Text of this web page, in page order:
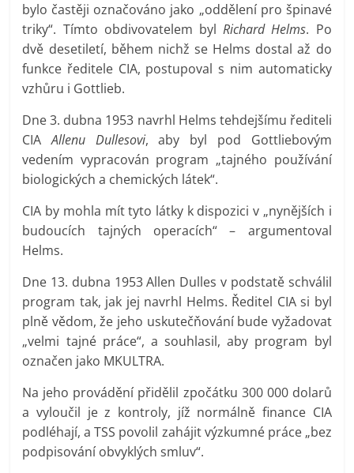
bylo častěji označováno jako „oddělení pro špinavé
triky“. Tímto obdivovatelem bylRichard Helms. Po
dvě desetiletí, během nichž se Helms dostal až do
funkce ředitele CIA, postupoval s nim automaticky
vzhůru i Gottlieb.
Dne 3. dubna 1953 navrhl Helms tehdejšímu řediteli
CIAAllenu Dullesovi, aby byl pod Gottliebovým
vedením vypracován program „tajného používání
biologických a chemických látek“.
CIA by mohla mít tyto látky k dispozici v „nynějších i
budoucích tajných operacích“ – argumentoval
Helms.
Dne 13. dubna 1953 Allen Dulles v podstatě schválil
program tak, jak jej navrhl Helms. Ředitel CIA si byl
plně vědom, že jeho uskutečňování bude vyžadovat
„velmi tajné práce“, a souhlasil, aby program byl
označen jako MKULTRA.
Na jeho provádění přidělil zpočátku 300 000 dolarů
a vyloučil je z kontroly, jíž normálně finance CIA
podléhají, a TSS povolil zahájit výzkumné práce „bez
podpisování obvyklých smluv“.